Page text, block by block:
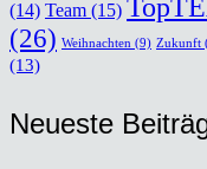
(14) Team (15)
(26) Weihnachten (9) Zukunft
(13)
Neu­es­te